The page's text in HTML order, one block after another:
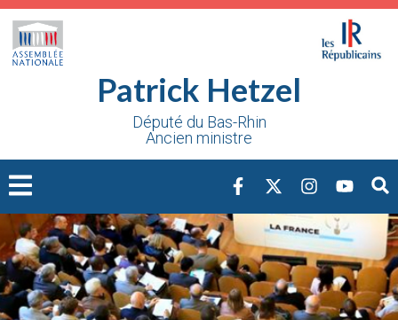
Patrick Hetzel
Député du Bas-Rhin
Ancien ministre
Cookies management panel